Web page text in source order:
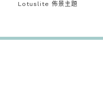
Lotuslite 佈景主題